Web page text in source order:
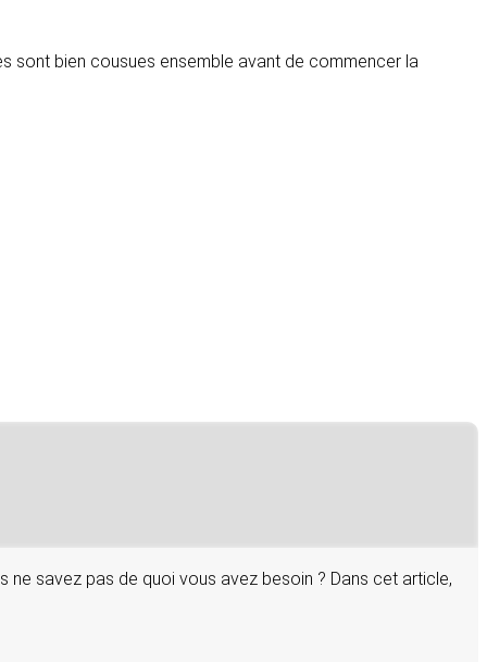
sont bien cousues ensemble avant de commencer la
savez pas de quoi vous avez besoin ? Dans cet article,